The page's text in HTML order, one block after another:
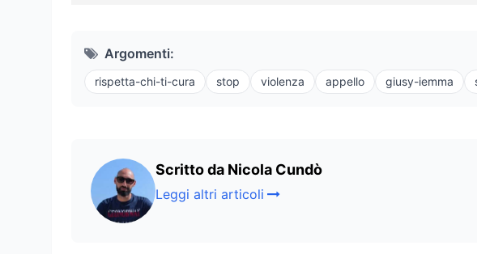
Argomenti:
rispetta-chi-ti-cura stop violenza appello giusy-iemma
Scritto da Nicola Cundò
Leggi altri articoli